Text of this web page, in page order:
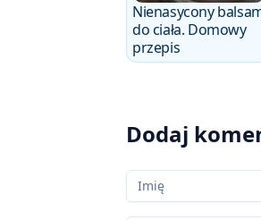
Nienasycony
do ciała. Domowy
przepis
Dodaj
Twoje imię